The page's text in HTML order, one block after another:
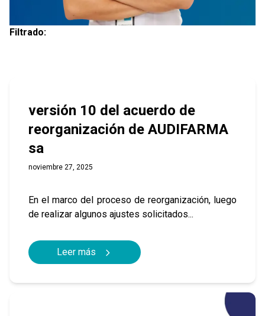
Filtrado:
versión 10 del acuerdo de
reorganización de AUDIFARMA
sa
noviembre 27, 2025
En el marco del proceso de reorganización, luego
de realizar algunos ajustes solicitados...
Leer más